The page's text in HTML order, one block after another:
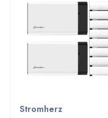
Stromherz